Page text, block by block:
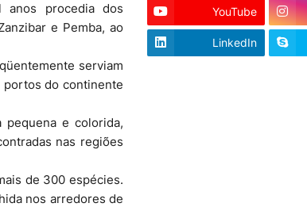
procedia dos
e Pemba, ao
serviam
portos do continente
pequena e colorida,
nas regiões
de 300 espécies.
nos arredores de
YouTube
LinkedIn